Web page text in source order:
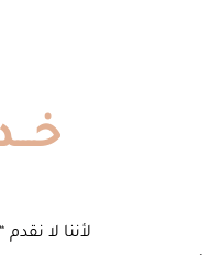
لأننا لا